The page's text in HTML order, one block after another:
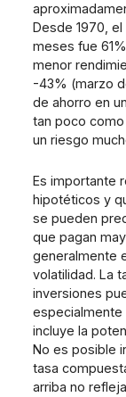
Desde 1970,
meses fue
menor
-43% (marzo
de ahorro en
tan poco
un riesgo
Es importante
hipotéticos y
se pueden
que pagan
generalmente
volatilidad. La
inversiones
especialmente
incluye la
No es posible
tasa
arriba no